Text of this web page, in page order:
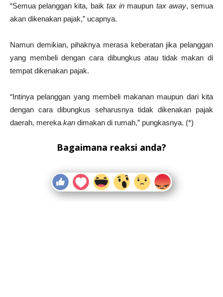
“Semua pelanggan kita, baik tax in maupun tax away, semua
akan dikenakan pajak,” ucapnya.
Namun demikian, pihaknya merasa keberatan jika pelanggan
yang membeli dengan cara dibungkus atau tidak makan di
tempat dikenakan pajak.
“Intinya pelanggan yang membeli makanan maupun dari kita
dengan cara dibungkus seharusnya tidak dikenakan pajak
daerah, merekakan dimakan di rumah,” pungkasnya. (*)
Bagaimana reaksi anda?